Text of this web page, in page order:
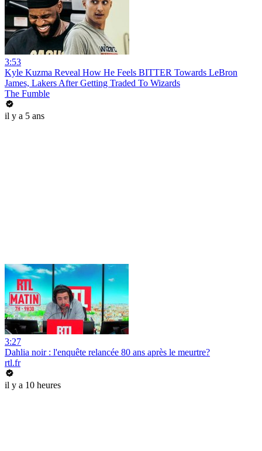
3:53
Kyle Kuzma Reveal How He Feels BITTER Towards LeBron
James, Lakers After Getting Traded To Wizards
The Fumble
il y a 5 ans
3:27
Dahlia noir : l'enquête relancée 80 ans après le meurtre?
rtl.fr
il y a 10 heures